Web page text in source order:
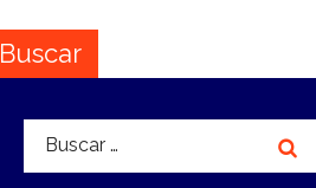
Buscar
Buscar: